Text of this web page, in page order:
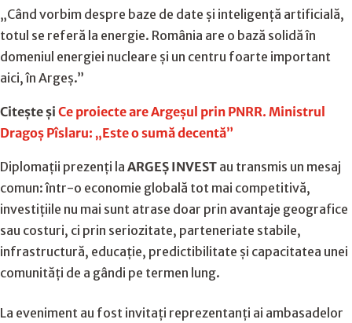
„Când vorbim despre baze de date și inteligență artificială,
totul se referă la energie. România are o bază solidă în
domeniul energiei nucleare și un centru foarte important
aici, în Argeș.”
Citește și Ce proiecte are Argeșul prin PNRR. Ministrul
Dragoș Pîslaru: „Este o sumă decentă”
Diplomații prezenți la ARGEȘ INVEST au transmis un mesaj
comun: într-o economie globală tot mai competitivă,
investițiile nu mai sunt atrase doar prin avantaje geografice
sau costuri, ci prin seriozitate, parteneriate stabile,
infrastructură, educație, predictibilitate și capacitatea unei
comunități de a gândi pe termen lung.
La eveniment au fost invitați reprezentanți ai ambasadelor